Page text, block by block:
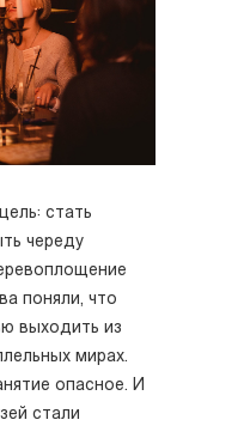
стать
череду
поняли, что
выходить из
мирах.
опасное. И
стали